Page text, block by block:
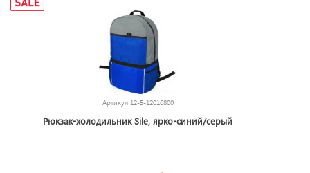
Артикул 12-5-12016800
Рюкзак-холодильник Sile, ярко-синий/серый